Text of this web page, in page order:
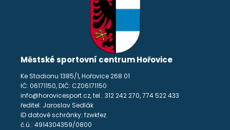
Městské sportovní centrum Hořovice
Ke Stadionu 1385/1, Hořovice 268 01
IČ: 06171150, DIČ: CZ06171150
info@horovicesport.cz, tel.: 312 242 270, 774 522 433
ředitel: Jaroslav Sedlák
ID datové schránky: fzwkfez
č.ú.: 4914304359/0800